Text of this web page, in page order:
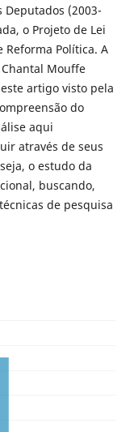
Deputados (2003-
o Projeto de Lei
Reforma Política. A
Mouffe
artigo visto pela
do
aqui
através de seus
o estudo da
buscando,
de pesquisa